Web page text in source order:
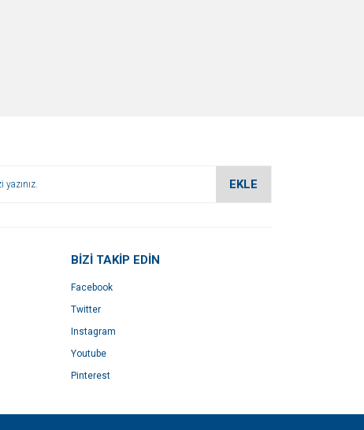
EKLE
BİZİ TAKİP EDİN
Facebook
Twitter
Instagram
Youtube
Pinterest